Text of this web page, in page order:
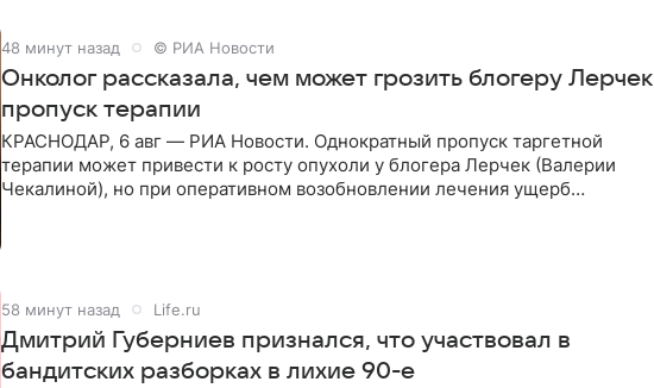
48 минут назад © РИА Новости
Онколог рассказала, чем может грозить блогеру Лерчек
пропуск терапии
КРАСНОДАР, 6 авг — РИА Новости. Однократный пропуск таргетной
терапии может привести к росту опухоли у блогера Лерчек (Валерии
Чекалиной), но при оперативном возобновлении лечения ущерб
58 минут назад Life.ru
Дмитрий Губерниев признался, что участвовал в
бандитских разборках в лихие 90-е